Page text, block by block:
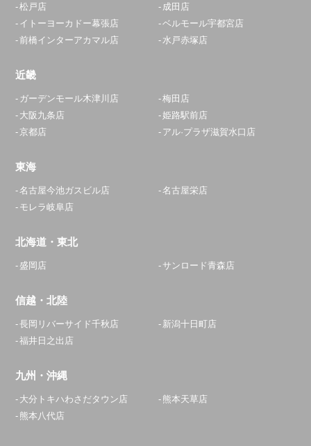
松戸店
成田店
イトーヨーカドー幕張店
ベルモール宇都宮店
前橋インターアカマル店
水戸赤塚店
近畿
ガーデンモール木津川店
梅田店
大阪九条店
姫路駅前店
京都店
アル·プラザ滋賀水口店
東海
名古屋今池ガスビル店
名古屋栄店
モレラ岐阜店
北海道・東北
盛岡店 サンロード青森店
信越・北陸
長岡リバーサイド千秋店
新潟十日町店
福井日之出店
九州・沖縄
大分トキハわさだタウン店
熊本天草店
熊本八代店